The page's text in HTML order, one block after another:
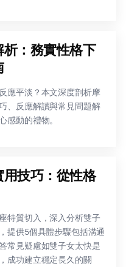
：務實性格下
應平淡？本文深度剖析摩
、反應解讀與常見問題解
感動的禮物。
技巧：從性格
特質切入，深入分析雙子
提供5個具體步驟包括溝通
常見疑慮如雙子女太快是
成功建立穩定長久的關